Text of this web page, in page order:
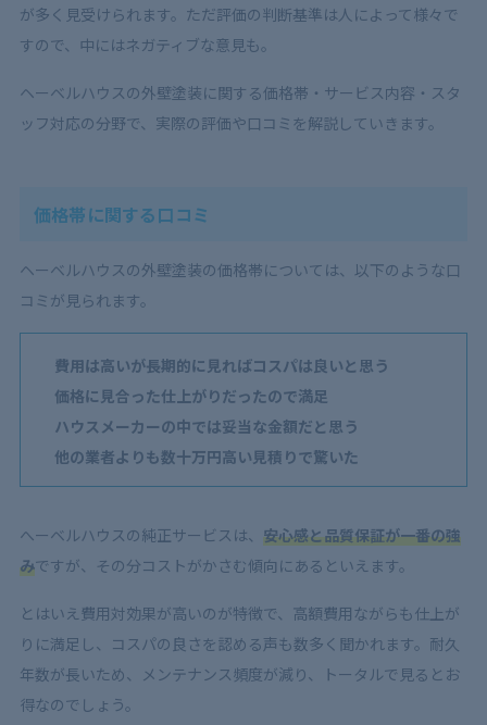
が多く見受けられます。ただ評価の判断基準は人によって様々で
すので、中にはネガティブな意見も。
ヘーベルハウスの外壁塗装に関する価格帯・サービス内容・スタ
ッフ対応の分野で、実際の評価や口コミを解説していきます。
価格帯に関する口コミ
ヘーベルハウスの外壁塗装の価格帯については、以下のような口
コミが見られます。
費用は高いが長期的に見ればコスパは良いと思う
価格に見合った仕上がりだったので満足
ハウスメーカーの中では妥当な金額だと思う
他の業者よりも数十万円高い見積りで驚いた
へーベルハウスの純正サービスは、 安心感と品質保証が一番の強
みですが、その分コストがかさむ傾向にあるといえます。
とはいえ費用対効果が高いのが特徴で、高額費用ながらも仕上が
りに満足し、コスパの良さを認める声も数多く聞かれます。耐久
年数が長いため、メンテナンス頻度が減り、トータルで見るとお
得なのでしょう。